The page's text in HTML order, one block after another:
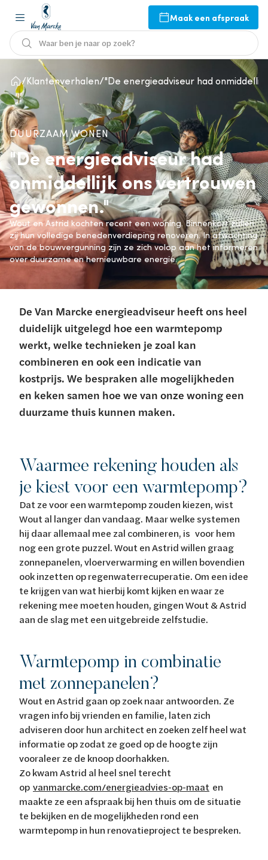
Maak een afspraak
Waar ben je naar op zoek?
Klantenverhalen "De energieadviseur had
DUURZAAM WONEN
"De energieadviseur had
onmiddellijk ons vertrouwen
gewonnen."
Wout en Astrid kochten recent een woning. Binnenkort zullen
zij hun volledige benedenverdieping renoveren. In afwachting
van de bouwvergunning zijn ze zich volop aan het informeren
over duurzame en hernieuwbare energie.
De Van Marcke energieadviseur heeft ons heel
duidelijk uitgelegd hoe een warmtepomp
werkt, welke technieken je zoal kan
combineren en ook een indicatie van
kostprijs. We bespraken alle mogelijkheden
en keken samen hoe we van onze woning een
duurzame thuis kunnen maken.
Waarmee rekening houden als
je kiest voor een warmtepomp?
Dat ze voor een warmtepomp zouden kiezen, wist
Wout al langer dan vandaag. Maar welke systemen
hij daar allemaal mee zal combineren, is voor hem
nog een grote puzzel. Wout en Astrid willen graag
zonnepanelen, vloerverwarming en willen bovendien
ook inzetten op regenwaterrecuperatie. Om een idee
te krijgen van wat hierbij komt kijken en waar ze
rekening mee moeten houden, gingen Wout & Astrid
aan de slag met een uitgebreide zelfstudie.
Warmtepomp in combinatie
met zonnepanelen?
Wout en Astrid gaan op zoek naar antwoorden. Ze
vragen info bij vrienden en familie, laten zich
adviseren door hun architect en zoeken zelf heel wat
informatie op zodat ze goed op de hoogte zijn
vooraleer ze de knoop doorhakken.
Zo kwam Astrid al heel snel terecht
op vanmarcke.com/energieadvies-op-maat en
maakte ze een afspraak bij hen thuis om de situatie
te bekijken en de mogelijkheden rond een
warmtepomp in hun renovatieproject te bespreken.